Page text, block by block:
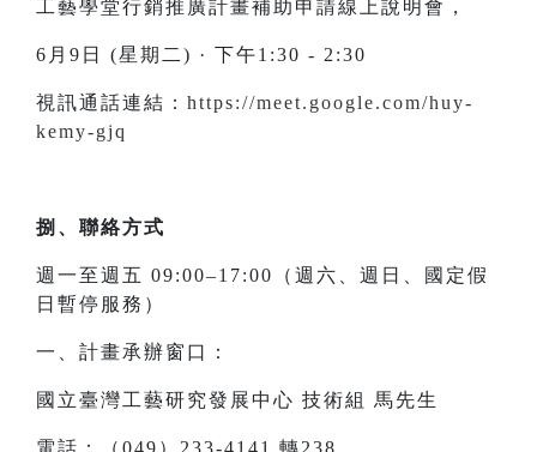
工藝學堂行銷推廣計畫補助申請線上說明會，
6月9日 (星期二) · 下午1:30 - 2:30
視訊通話連結： https://meet.google.com/huy-
kemy-gjq
捌、聯絡方式
週一至週五 09:00–17:00（週六、週日、國定假
日暫停服務）
一、計畫承辦窗口：
國立臺灣工藝研究發展中心 技術組 馬先生